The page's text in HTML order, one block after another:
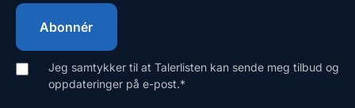
Jeg samtykker til at Talerlisten kan sende meg tilbud og
oppdateringer på e-post.*